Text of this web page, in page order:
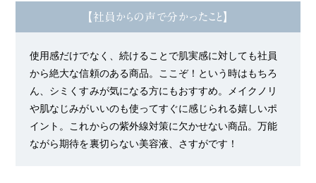
【社員からの声で分かったこと】
使用感だけでなく、続けることで肌実感に対しても社員
から絶大な信頼のある商品。ここぞ！という時はもちろ
ん、シミくすみが気になる方にもおすすめ。メイクノリ
や肌なじみがいいのも使ってすぐに感じられる嬉しいポ
イント。これからの紫外線対策に欠かせない商品。万能
ながら期待を裏切らない美容液、さすがです！